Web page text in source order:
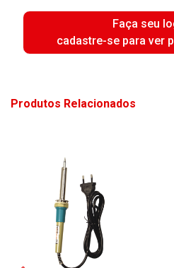
Faça seu
cadastre-se para ver
Produtos Relacionados